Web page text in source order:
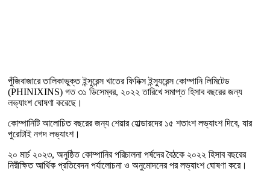
পুঁজিবাজারে তালিকাভুক্ত ইন্সুরেন্স খাতের ফিনিক্স ইন্স্যুরেন্স কোম্পানি লিমিটেড
(PHINIXINS) গত ৩১ ডিসেম্বর, ২০২২ তারিখে সমাপ্ত হিসাব বছরের জন্য
লভ্যাংশ ঘোষণা করেছে।
কোম্পানিটি আলোচিত বছরের জন্য শেয়ার হোল্ডারদের ১৫ শতাংশ লভ্যাংশ দিবে, যার
পুরোটাই নগদ লভ্যাংশ।
২০ মার্চ ২০২৩, অনুষ্ঠিত কোম্পানির পরিচালনা পর্ষদের বৈঠকে ২০২২ হিসাব বছরের
নিরীক্ষিত আর্থিক প্রতিবেদন পর্যালোচনা ও অনুমোদনের পর লভ্যাংশ ঘোষণা করে।